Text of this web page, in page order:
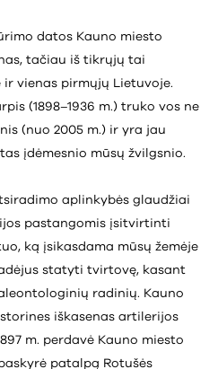
datos Kauno miesto
tačiau iš tikrųjų tai
ir vienas pirmųjų Lietuvoje.
(1898–1936 m.) truko vos ne
(nuo 2005 m.) ir yra jau
įdėmesnio mūsų žvilgsnio.
aplinkybės glaudžiai
pastangomis įsitvirtinti
ką įsikasdama mūsų žemėje
statyti tvirtovę, kasant
radinių. Kauno
iškasenas artilerijos
m. perdavė Kauno miesto
patalpą Rotušės